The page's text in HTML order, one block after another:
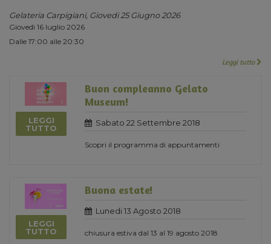
Gelateria Carpigiani, Giovedi 25 Giugno 2026
Giovedì 16 luglio 2026
Dalle 17:00 alle 20:30
Leggi tutto
LEGGI
TUTTO
Buon compleanno Gelato
Museum!
Sabato 22 Settembre 2018
Scopri il programma di appuntamenti
LEGGI
TUTTO
Buona estate!
Lunedi 13 Agosto 2018
chiusura estiva dal 13 al 19 agosto 2018